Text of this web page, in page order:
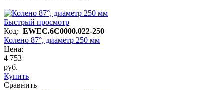
Быстрый просмотр
Код: EWEC.6C0000.022-250
Колено 87°, диаметр 250 мм
Цена:
4 753
руб.
Купить
Сравнить